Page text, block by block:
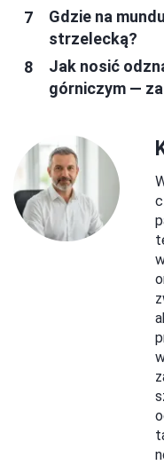
Gdzie na
strzelecką?
Jak nosić
górniczym —